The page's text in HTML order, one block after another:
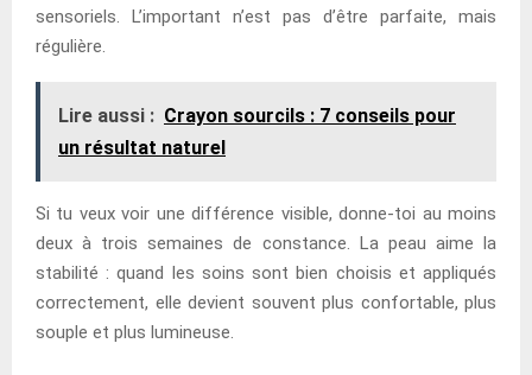
sensoriels. L’important n’est pas d’être parfaite, mais
régulière.
Lire aussi : Crayon sourcils : 7 conseils pour
un résultat naturel
Si tu veux voir une différence visible, donne-toi au moins
deux à trois semaines de constance. La peau aime la
stabilité : quand les soins sont bien choisis et appliqués
correctement, elle devient souvent plus confortable, plus
souple et plus lumineuse.